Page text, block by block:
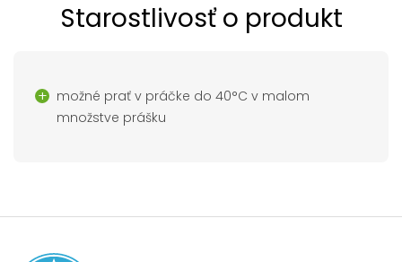
Starostlivosť o produkt
možné prať v práčke do 40°C v malom
množstve prášku